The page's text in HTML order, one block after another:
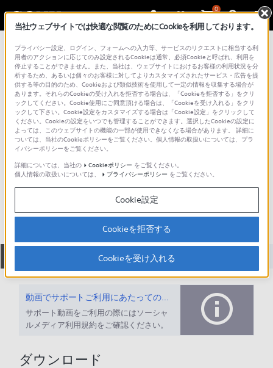
0
総合サポート・お問い合わせ レンズ&レンズアダプター
SCL-P11X15
ダウンロード 取扱説明書
動画でサポートご利用にあたってのお願い
サポート動画をご利用の際にはソーシャ
ルメディア利用規約をご確認ください。
ダウンロード
当社ウェブサイトでは快適な閲覧のためにCookieを利用しております。
プライバシー設定、ログイン、フォームへの入力等、サービスのリクエストに相当する利
用者のアクションに応じてのみ設定されるCookieは通常、必須Cookieと呼ばれ、利用を
停止することができません。また、当社は、ウェブサイトにおけるお客様の利用状況を分
析するため、あるいは個々のお客様に対してよりカスタマイズされたサービス・広告を提
供する等の目的のため、Cookieおよび類似技術を使用して一定の情報を収集する場合が
あります。それらのCookieの受け入れを拒否する場合は、「Cookieを拒否する」をクリ
ックしてください。Cookie使用にご同意頂ける場合は、「Cookieを受け入れる」をクリ
ックして下さい。Cookie設定をカスタマイズする場合は「Cookie設定」をクリックして
ください。Cookieの設定をいつでも管理することができます。選択したCookieの設定に
よっては、このウェブサイトの機能の一部が使用できなくなる場合があります。 詳細に
ついては、当社のCookieポリシーをご覧ください。個人情報の取扱いについては、プラ
イバシーポリシーをご覧ください。
詳細については、当社の
Cookieポリシー をご覧ください。
個人情報の取扱いについては、
プライバシーポリシー をご覧ください。
Cookie設定
Cookieを拒否する
Cookieを受け入れる